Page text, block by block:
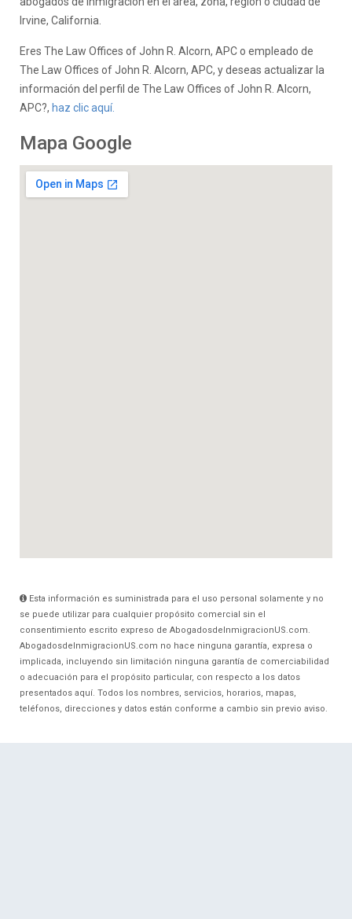
Irvine, California.
Eres The Law Offices of John R. Alcorn, APC o empleado de
The Law Offices of John R. Alcorn, APC, y deseas actualizar la
información del perfil de The Law Offices of John R. Alcorn,
APC?, haz clic aquí.
Mapa Google
Esta información es suministrada para el uso personal solamente y no
se puede utilizar para cualquier propósito comercial sin el
consentimiento escrito expreso de AbogadosdeInmigracionUS.com.
AbogadosdeInmigracionUS.com no hace ninguna garantía, expresa o
implicada, incluyendo sin limitación ninguna garantía de comerciabilidad
o adecuación para el propósito particular, con respecto a los datos
presentados aquí. Todos los nombres, servicios, horarios, mapas,
teléfonos, direcciones y datos están conforme a cambio sin previo aviso.